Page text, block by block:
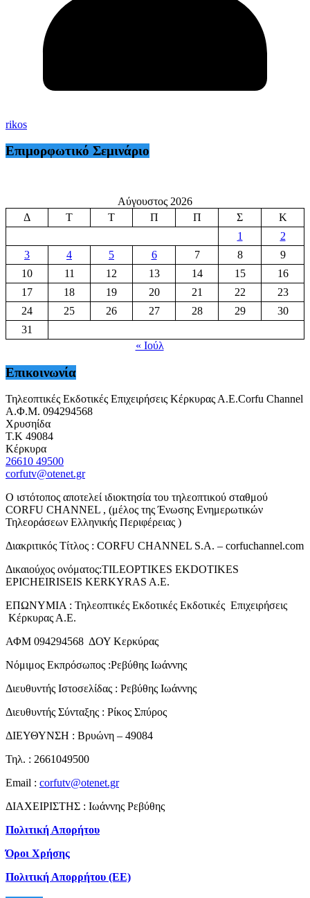
rikos
Επιμορφωτικό Σεμινάριο
Αύγουστος 2026
Δ
Τ Τ Π Π Σ
Κ
1
2
3
4 5 6 7 8
9
10
11 12 13 14 15
16
17
18 19 20 21 22
23
24
25 26 27 28 29
30
31
« Ιούλ
Επικοινωνία
Τηλεοπτικές Εκδοτικές Επιχειρήσεις Κέρκυρας Α.Ε.Corfu Channel
Α.Φ.Μ. 094294568
Χρυσηίδα
Τ.Κ 49084
Κέρκυρα
26610 49500
corfutv@otenet.gr
Ο ιστότοπος αποτελεί ιδιοκτησία του τηλεοπτικού σταθμού
CORFU CHANNEL , (μέλος της Ένωσης Ενημερωτικών
Τηλεοράσεων Ελληνικής Περιφέρειας )
Διακριτικός Τίτλος : CORFU CHANNEL S.A. – corfuchannel.com
Δικαιούχος ονόματος:TILEOPTIKES EKDOTIKES
EPICHEIRISEIS KERKYRAS A.E.
ΕΠΩΝΥΜΙΑ : Τηλεοπτικές Εκδοτικές Εκδοτικές Επιχειρήσεις
Κέρκυρας Α.Ε.
ΑΦΜ 094294568 ΔΟΥ Κερκύρας
Νόμιμος Εκπρόσωπος :Ρεβύθης Ιωάννης
Διευθυντής Ιστοσελίδας : Ρεβύθης Ιωάννης
Διευθυντής Σύνταξης : Ρίκος Σπύρος
ΔΙΕΥΘΥΝΣΗ : Βρυώνη – 49084
Τηλ. : 2661049500
Email : corfutv@otenet.gr
ΔΙΑΧΕΙΡΙΣΤΗΣ : Ιωάννης Ρεβύθης
Πολιτική Απορήτου
Όροι Χρήσης
Πολιτική Απορρήτου (ΕΕ)